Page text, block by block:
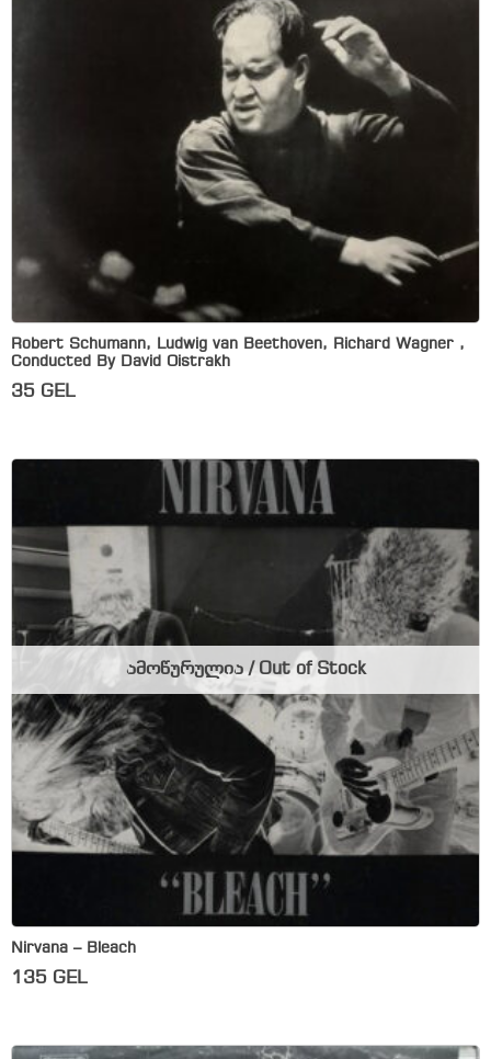
Robert Schumann, Ludwig van Beethoven, Richard Wagner ,
Conducted By David Oistrakh
35 GEL
Nirvana – Bleach
135 GEL
ამოწურულია / Out of Stock